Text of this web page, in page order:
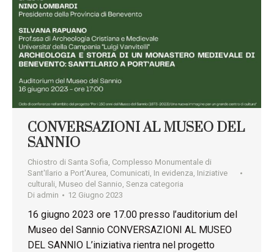
CONVERSAZIONI AL MUSEO DEL
SANNIO
Chiostro di Santa Sofia, Complesso Monumentale di
Sant'Ilario a Port'Aurea, Comunicati, In evidenza, Iniziative
culturali, Museo del Sannio, Senza categoria
Di admin 12 Giugno 2023
16 giugno 2023 ore 17.00 presso l’auditorium del
Museo del Sannio CONVERSAZIONI AL MUSEO
DEL SANNIO L’iniziativa rientra nel progetto